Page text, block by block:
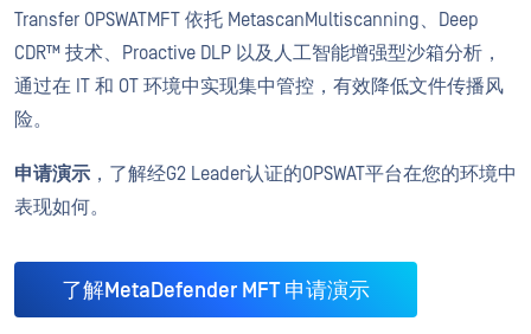
Transfer OPSWATMFT 依托 MetascanMultiscanning、Deep
CDR™ 技术、Proactive DLP 以及人工智能增强型沙箱分析，
通过在 IT 和 OT 环境中实现集中管控，有效降低文件传播风
险。
申请演示 ，了解经G2 Leader认证的OPSWAT平台在您的环境中
表现如何。
了解MetaDefender MFT 申请演示